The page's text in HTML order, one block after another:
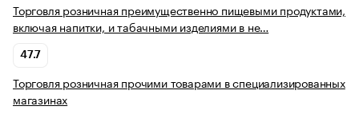
Торговля розничная преимущественно пищевыми продуктами,
включая напитки, и табачными изделиями в не…
47.7
Торговля розничная прочими товарами в специализированных
магазинах